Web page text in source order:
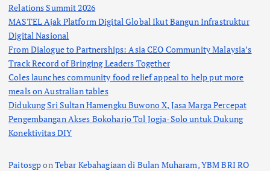
Relations Summit 2026
MASTEL Ajak Platform Digital Global Ikut Bangun Infrastruktur
Digital Nasional
From Dialogue to Partnerships: Asia CEO Community Malaysia’s
Track Record of Bringing Leaders Together
Coles launches community food relief appeal to help put more
meals on Australian tables
Didukung Sri Sultan Hamengku Buwono X, Jasa Marga Percepat
Pengembangan Akses Bokoharjo Tol Jogja-Solo untuk Dukung
Konektivitas DIY
PaitosgponTebar Kebahagiaan di Bulan Muharam, YBM BRI RO